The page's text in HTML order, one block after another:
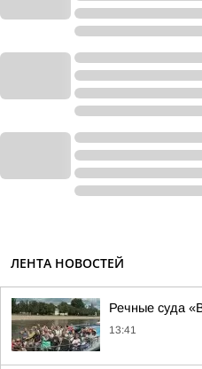
ЛЕНТА НОВОСТЕЙ
Речные суда
13:41